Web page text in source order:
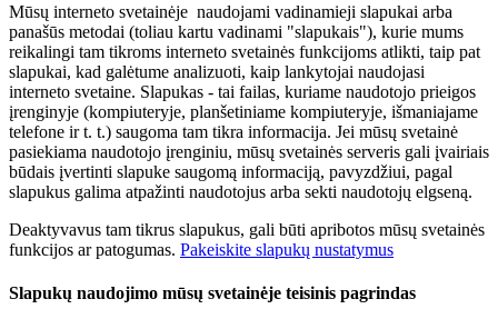
Mūsų interneto svetainėje naudojami vadinamieji slapukai arba
panašūs metodai (toliau kartu vadinami "slapukais"), kurie mums
reikalingi tam tikroms interneto svetainės funkcijoms atlikti, taip pat
slapukai, kad galėtume analizuoti, kaip lankytojai naudojasi
interneto svetaine. Slapukas - tai failas, kuriame naudotojo prieigos
įrenginyje (kompiuteryje, planšetiniame kompiuteryje, išmaniajame
telefone ir t. t.) saugoma tam tikra informacija. Jei mūsų svetainė
pasiekiama naudotojo įrenginiu, mūsų svetainės serveris gali įvairiais
būdais įvertinti slapuke saugomą informaciją, pavyzdžiui, pagal
slapukus galima atpažinti naudotojus arba sekti naudotojų elgseną.
Deaktyvavus tam tikrus slapukus, gali būti apribotos mūsų svetainės
funkcijos ar patogumas. Pakeiskite slapukų nustatymus
Slapukų naudojimo mūsų svetainėje teisinis pagrindas